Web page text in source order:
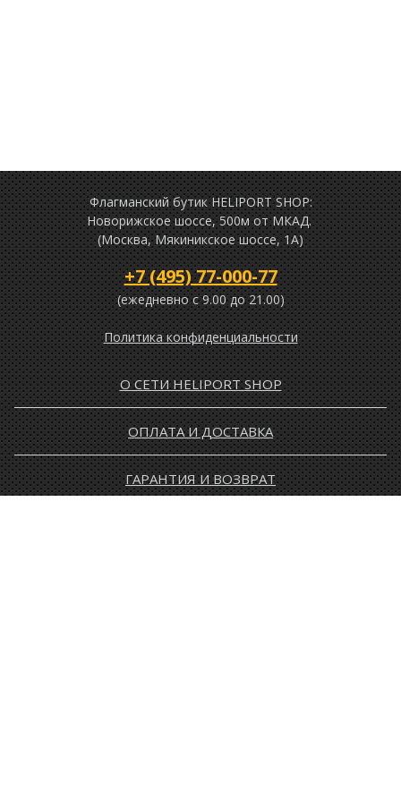
Флагманский бутик HELIPORT SHOP:
Новорижское шоссе, 500м от МКАД.
(Москва, Мякиникское шоссе, 1А)
+7 (495) 77-000-77
(ежедневно c 9.00 до 21.00)
Политика конфиденциальности
О СЕТИ HELIPORT SHOP
ОПЛАТА И ДОСТАВКА
ГАРАНТИЯ И ВОЗВРАТ